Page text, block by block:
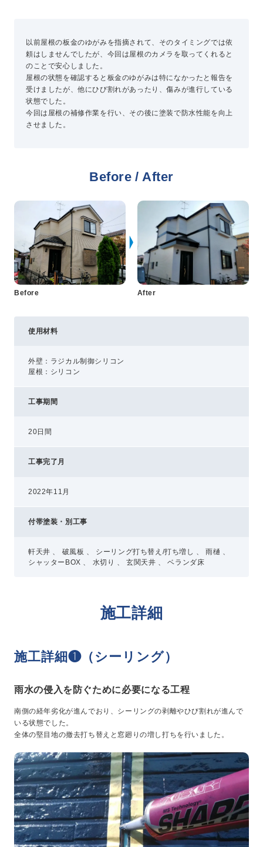
施工パートナー募集
総合お問い合わせ
プライバシーポリシー
コミュニティガイドライン
AIポリシー
以前屋根の板金のゆがみを指摘されて、そのタイミングでは依
頼はしませんでしたが、今回は屋根のカメラを取ってくれると
のことで安心しました。
屋根の状態を確認すると板金のゆがみは特になかったと報告を
受けましたが、他にひび割れがあったり、傷みが進行している
状態でした。
今回は屋根の補修作業を行い、その後に塗装で防水性能を向上
させました。
Before / After
Before After
使用材料
外壁：ラジカル制御シリコン
屋根：シリコン
工事期間
20日間
工事完了月
2022年11月
付帯塗装・別工事
軒天井 、 破風板 、 シーリング打ち替え/打ち増し 、 雨樋 、
シャッターBOX 、 水切り 、 玄関天井 、 ベランダ床
施工詳細
施工詳細❶（シーリング）
雨水の侵入を防ぐために必要になる工程
南側の経年劣化が進んでおり、シーリングの剥離やひび割れが進んで
いる状態でした。
全体の堅目地の撤去打ち替えと窓廻りの増し打ちを行いました。